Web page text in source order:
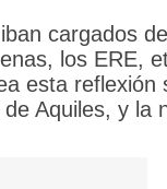
cargados
los ERE,
esta reflexión
Aquiles, y la